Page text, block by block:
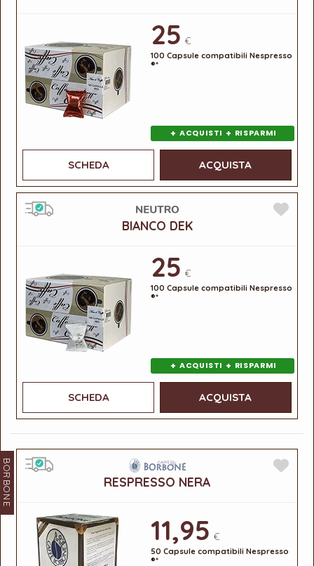
25 €
100 Capsule compatibili Nespresso
®*
+ ACQUISTI + RISPARMI
SCHEDA ACQUISTA
BIANCO DEK
25 €
100 Capsule compatibili Nespresso
®*
+ ACQUISTI + RISPARMI
SCHEDA ACQUISTA
BORBONE RESPRESSO NERA
11,95 €
50 Capsule compatibili Nespresso
®*